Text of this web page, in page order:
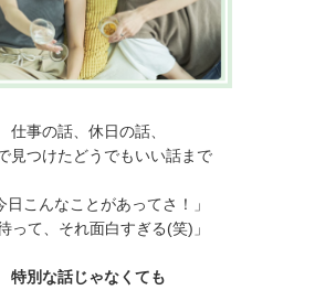
仕事の話、休日の話、
見つけたどうでもいい話まで
日こんなことがあってさ！」
って、それ面白すぎる(笑)」
特別な話じゃなくても